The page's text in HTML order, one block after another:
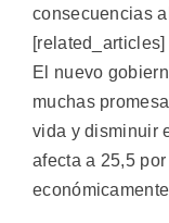
consecuencias
[related_articles]
El nuevo
muchas
vida y disminuir
afecta a 25,5